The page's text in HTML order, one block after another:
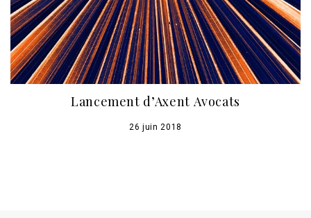
Lancement d’Axent Avocats
26 juin 2018